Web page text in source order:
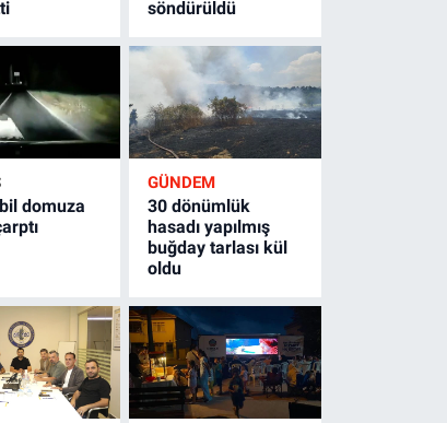
söndürüldü
domuza
GÜNDEM
30 dönümlük
hasadı yapılmış
buğday tarlası kül
oldu